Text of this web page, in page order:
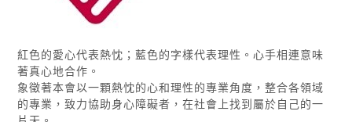
紅色的愛心代表熱忱；藍色的字樣代表理性。心手相連意味
著真心地合作。
象徵著本會以一顆熱忱的心和理性的專業角度，整合各領域
的專業，致力協助身心障礙者，在社會上找到屬於自己的一